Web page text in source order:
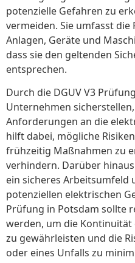
potenzielle Gefahren zu
vermeiden. Sie umfasst
Anlagen, Geräte und
dass sie den geltenden
entsprechen.
Durch die DGUV V3
Unternehmen
Anforderungen an die
hilft dabei, mögliche
frühzeitig Maßnahmen zu
verhindern. Darüber
ein sicheres Arbeitsumfeld
potenziellen elektrischen
Prüfung in Potsdam sollte
werden, um die
zu gewährleisten und die
oder eines Unfalls zu